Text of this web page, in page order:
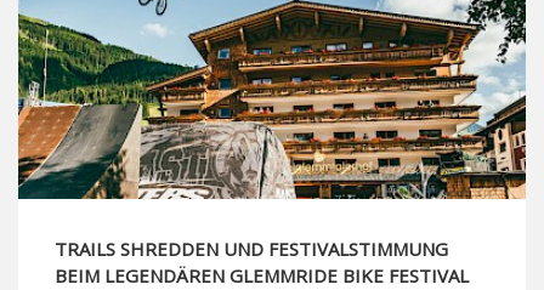
TRAILS SHREDDEN UND FESTIVALSTIMMUNG
BEIM LEGENDÄREN GLEMMRIDE BIKE FESTIVAL